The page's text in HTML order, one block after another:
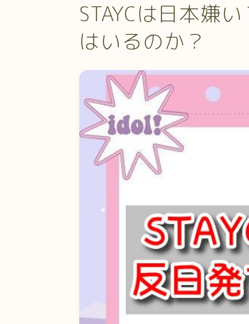
STAYCは日本嫌
はいるのか？